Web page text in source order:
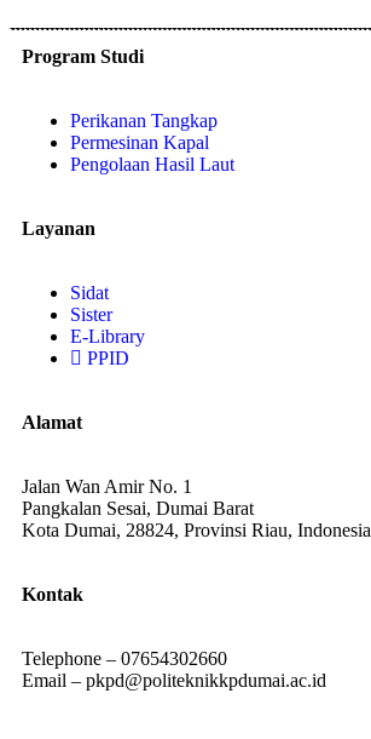
Program Studi
Perikanan Tangkap
Permesinan Kapal
Pengolaan Hasil Laut
Layanan
Sidat
Sister
E-Library
PPID
Alamat
Jalan Wan Amir No. 1
Pangkalan Sesai, Dumai Barat
Kota Dumai, 28824, Provinsi Riau, Indonesia
Kontak
Telephone – 07654302660
Email – pkpd@politeknikkpdumai.ac.id